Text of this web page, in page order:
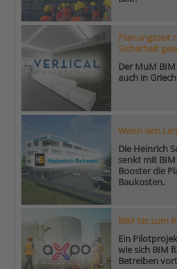
Planungszeit
Sicherheit
Der MuM
auch in
Wenn sich
Die Heinrich
senkt mit
Booster die
Baukosten.
BIM bis zum
Ein
wie sich BIM
Betreiben